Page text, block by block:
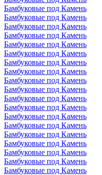
Бамбуковые под Камень
Бамбуковые под Камень
Бамбуковые под Камень
Бамбуковые под Камень
Бамбуковые под Камень
Бамбуковые под Камень
Бамбуковые под Камень
Бамбуковые под Камень
Бамбуковые под Камень
Бамбуковые под Камень
Бамбуковые под Камень
Бамбуковые под Камень
Бамбуковые под Камень
Бамбуковые под Камень
Бамбуковые под Камень
Бамбуковые под Камень
Бамбуковые под Камень
Бамбуковые под Камень
Бамбуковые под Камень